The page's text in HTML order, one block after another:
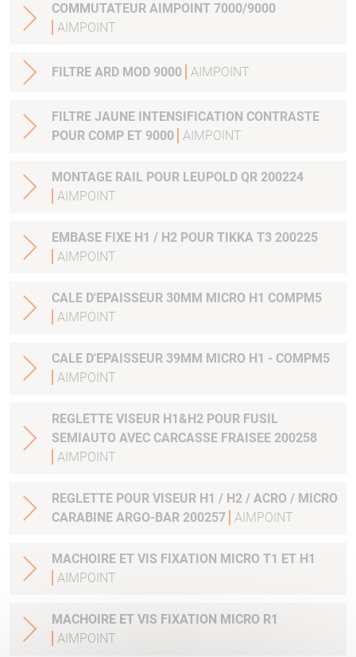
COMMUTATEUR AIMPOINT 7000/9000
AIMPOINT
FILTRE ARD MOD 9000 AIMPOINT
FILTRE JAUNE INTENSIFICATION CONTRASTE
POUR COMP ET 9000 AIMPOINT
MONTAGE RAIL POUR LEUPOLD QR 200224
AIMPOINT
EMBASE FIXE H1 / H2 POUR TIKKA T3 200225
AIMPOINT
CALE D'EPAISSEUR 30MM MICRO H1 COMPM5
AIMPOINT
CALE D'EPAISSEUR 39MM MICRO H1 - COMPM5
AIMPOINT
REGLETTE VISEUR H1&H2 POUR FUSIL
SEMIAUTO AVEC CARCASSE FRAISEE 200258
AIMPOINT
REGLETTE POUR VISEUR H1 / H2 / ACRO / MICRO
CARABINE ARGO-BAR 200257 AIMPOINT
MACHOIRE ET VIS FIXATION MICRO T1 ET H1
AIMPOINT
MACHOIRE ET VIS FIXATION MICRO R1
AIMPOINT